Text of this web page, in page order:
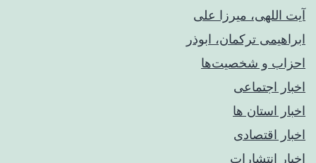
آیت اللهی، میرزا علی
ابراهیمی ترکمان، ابوذر
احزاب و شخصیت‌ها
اخبار اجتماعی
اخبار استان ها
اخبار اقتصادی
اخبار انتشارات